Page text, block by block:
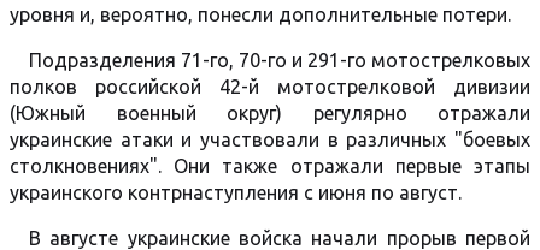
уровня и, вероятно, понесли дополнительные потери.
Подразделения 71-го, 70-го и 291-го мотострелковых
полков российской 42-й мотострелковой дивизии
(Южный военный округ) регулярно отражали
украинские атаки и участвовали в различных "боевых
столкновениях". Они также отражали первые этапы
украинского контрнаступления с июня по август.
В августе украинские войска начали прорыв первой